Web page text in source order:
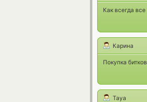
Как всегда
Карина
Покупка
Taya